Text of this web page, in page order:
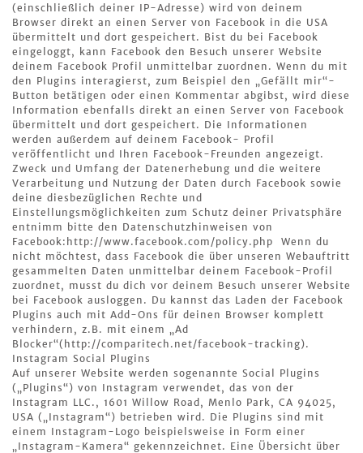
(einschließlich deiner IP-Adresse) wird von deinem
Browser direkt an einen Server von Facebook in die USA
übermittelt und dort gespeichert. Bist du bei Facebook
eingeloggt, kann Facebook den Besuch unserer Website
deinem Facebook Profil unmittelbar zuordnen. Wenn du mit
den Plugins interagierst, zum Beispiel den „Gefällt mir“-
Button betätigen oder einen Kommentar abgibst, wird diese
Information ebenfalls direkt an einen Server von Facebook
übermittelt und dort gespeichert. Die Informationen
werden außerdem auf deinem Facebook- Profil
veröffentlicht und Ihren Facebook-Freunden angezeigt.
Zweck und Umfang der Datenerhebung und die weitere
Verarbeitung und Nutzung der Daten durch Facebook sowie
deine diesbezüglichen Rechte und
Einstellungsmöglichkeiten zum Schutz deiner Privatsphäre
entnimm bitte den Datenschutzhinweisen von
Facebook:http://www.facebook.com/policy.php Wenn du
nicht möchtest, dass Facebook die über unseren Webauftritt
gesammelten Daten unmittelbar deinem Facebook-Profil
zuordnet, musst du dich vor deinem Besuch unserer Website
bei Facebook ausloggen. Du kannst das Laden der Facebook
Plugins auch mit Add-Ons für deinen Browser komplett
verhindern, z.B. mit einem „Ad
Blocker“(http://comparitech.net/facebook-tracking).
Instagram Social Plugins
Auf unserer Website werden sogenannte Social Plugins
(„Plugins“) von Instagram verwendet, das von der
Instagram LLC., 1601 Willow Road, Menlo Park, CA 94025,
USA („Instagram“) betrieben wird. Die Plugins sind mit
einem Instagram-Logo beispielsweise in Form einer
„Instagram-Kamera“ gekennzeichnet. Eine Übersicht über